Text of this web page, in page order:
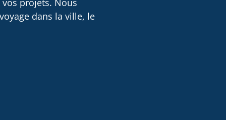
projets. Nous
dans la ville, le